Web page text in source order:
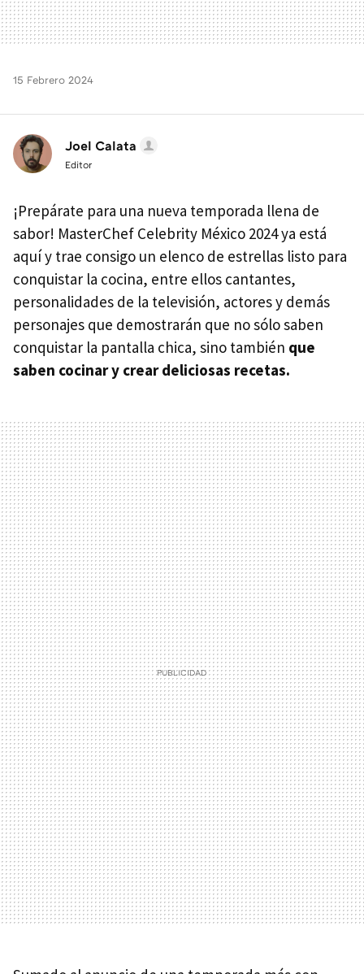
15 Febrero 2024
Joel Calata
Editor
¡Prepárate para una nueva temporada llena de
sabor! MasterChef Celebrity México 2024 ya está
aquí y trae consigo un elenco de estrellas listo para
conquistar la cocina, entre ellos cantantes,
personalidades de la televisión, actores y demás
personajes que demostrarán que no sólo saben
conquistar la pantalla chica, sino también que
saben cocinar y crear deliciosas recetas.